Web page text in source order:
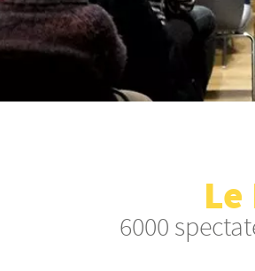
6000